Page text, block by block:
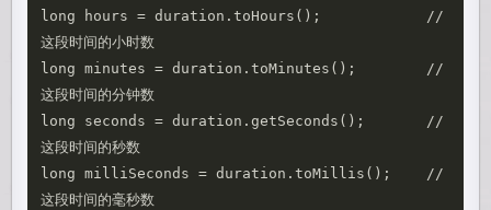
long hours = duration.toHours();            //
这段时间的小时数
long minutes = duration.toMinutes();        //
这段时间的分钟数
long seconds = duration.getSeconds();       //
这段时间的秒数
long milliSeconds = duration.toMillis();    //
这段时间的毫秒数